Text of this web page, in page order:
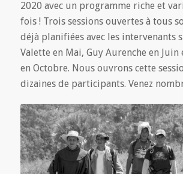
2020 avec un programme riche et
fois ! Trois sessions ouvertes à tous
déjà planifiées avec les intervenants
Valette en Mai, Guy Aurenche en
en Octobre. Nous ouvrons cette
dizaines de participants. Venez